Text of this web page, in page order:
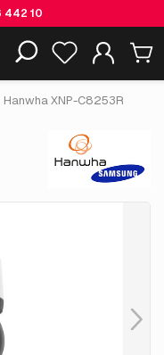
442 10
4,800.00 €
Hanwha XNP-C8253R